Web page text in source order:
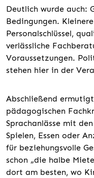
Deutlich wurde auch:
Bedingungen.
Personalschlüssel,
verlässliche
Voraussetzungen.
stehen hier in der
Abschließend
pädagogischen
Sprachanlässe mit
Spielen, Essen oder
für beziehungsvolle
schon „die halbe
dort am besten, wo